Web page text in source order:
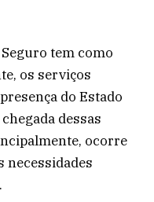
tem como
os serviços
do Estado
dessas
ocorre
necessidades